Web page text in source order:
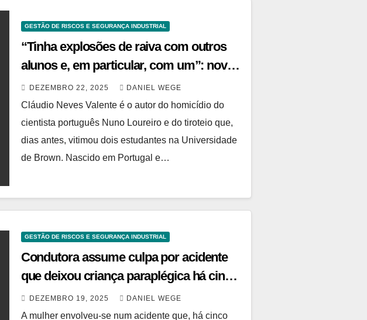
GESTÃO DE RISCOS E SEGURANÇA INDUSTRIAL
“Tinha explosões de raiva com outros
alunos e, em particular, com um”: novos
detalhes do passado de Cláudio Neves
Valente
DEZEMBRO 22, 2025 DANIEL WEGE
Cláudio Neves Valente é o autor do homicídio do
cientista português Nuno Loureiro e do tiroteio que,
dias antes, vitimou dois estudantes na Universidade
de Brown. Nascido em Portugal e…
GESTÃO DE RISCOS E SEGURANÇA INDUSTRIAL
Condutora assume culpa por acidente
que deixou criança paraplégica há cinco
anos. Seguradora terá de pagar cerca de
dois milhões de euros
DEZEMBRO 19, 2025 DANIEL WEGE
A mulher envolveu-se num acidente que, há cinco